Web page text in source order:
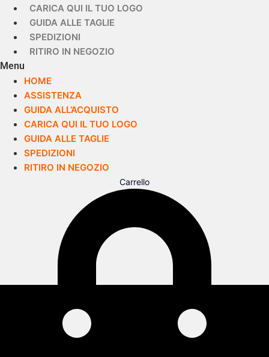
CARICA QUI IL TUO LOGO
GUIDA ALLE TAGLIE
SPEDIZIONI
RITIRO IN NEGOZIO
Menu
HOME
ASSISTENZA
GUIDA ALL’ACQUISTO
CARICA QUI IL TUO LOGO
GUIDA ALLE TAGLIE
SPEDIZIONI
RITIRO IN NEGOZIO
Carrello